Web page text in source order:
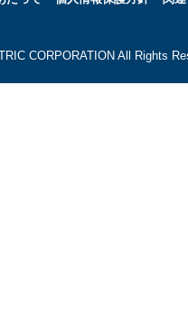
CORPORATION All Rights